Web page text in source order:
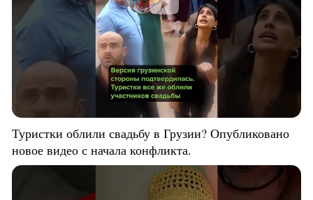
Туристки облили свадьбу в Грузии? Опубликовано
новое видео с начала конфликта.